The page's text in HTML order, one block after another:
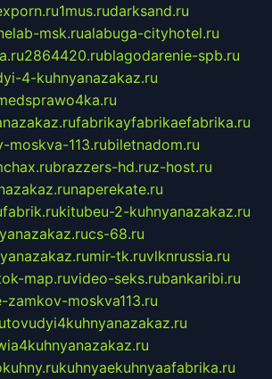
1mus.rudarksand.ru
msk.rualabuga-cityhotel.ru
2864420.rublagodarenie-spb.ru
4-kuhnyanazakaz.ru
fabrikayfabrikaefabrika.ru
113.rubiletnadom.ru
brazzers-hd.ruz-host.ru
naperekate.ru
kitubeu-2-kuhnyanazakaz.ru
cs-68.ru
mir-tk.ruvlknrussia.ru
map.ruvideo-seks.rubankaribi.ru
zamkov-moskva113.ru
tovudyi4kuhnyanazakaz.ru
kuhnyaekuhnyaafabrika.ru